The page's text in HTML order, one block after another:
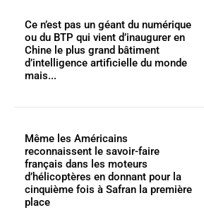
Ce n’est pas un géant du numérique
ou du BTP qui vient d’inaugurer en
Chine le plus grand bâtiment
d’intelligence artificielle du monde
mais...
Même les Américains
reconnaissent le savoir-faire
français dans les moteurs
d’hélicoptères en donnant pour la
cinquième fois à Safran la première
place